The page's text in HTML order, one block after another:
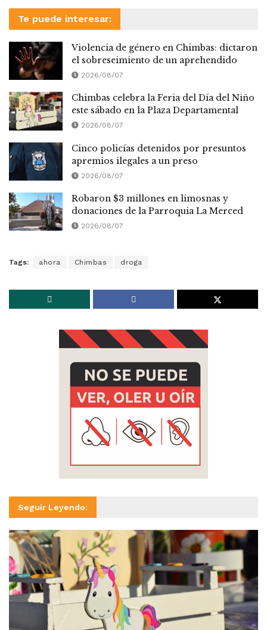
Te puede interesar:
Violencia de género en Chimbas: dictaron
el sobreseimiento de un aprehendido
2026/08/07
Chimbas celebra la Feria del Día del Niño
este sábado en la Plaza Departamental
2026/08/07
Cinco policías detenidos por presuntos
apremios ilegales a un preso
2026/08/07
Robaron $3 millones en limosnas y
donaciones de la Parroquia La Merced
2026/08/07
Tags: ahora Chimbas droga
Seguir Leyendo: